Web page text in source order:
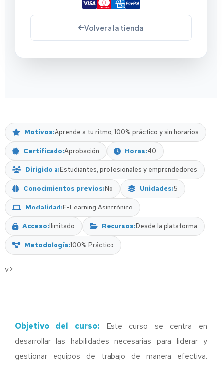
Volver a la tienda
Motivos Aprende a tu ritmo, 100% práctico y sin horarios
Certificado Aprobación Horas 40
Dirigido a Estudiantes, profesionales y emprendedores
Conocimientos previos No Unidades 5
Modalidad E-Learning Asincrónico
Acceso Ilimitado Recursos Desde la plataforma
Metodología 100% Práctico
v>
Objetivo del curso:Este curso se centra en
desarrollar las habilidades necesarias para liderar y
gestionar equipos de trabajo de manera efectiva.